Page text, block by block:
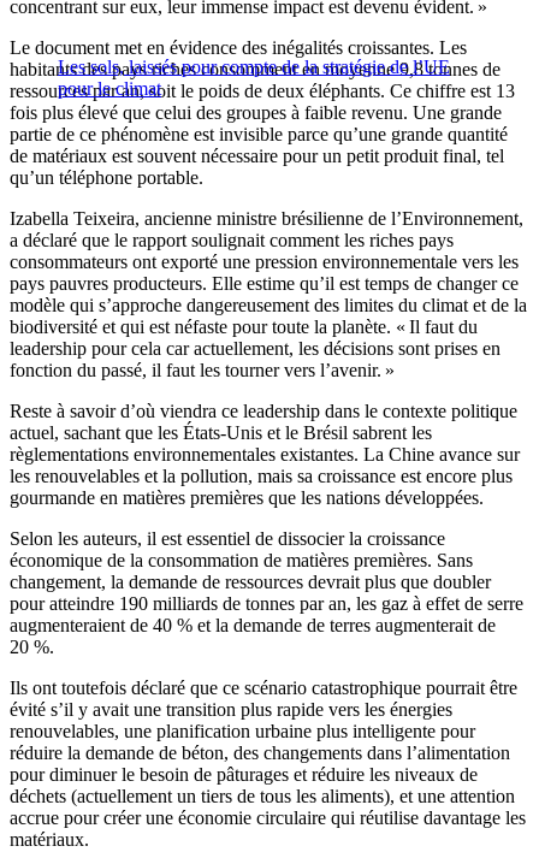
concentrant sur eux, leur immense impact est devenu évident. »
Les sols, laissés pour compte de la stratégie de l’UE
pour le climat
Le document met en évidence des inégalités croissantes. Les
habitants des pays riches consomment en moyenne 9,8 tonnes de
ressources par an, soit le poids de deux éléphants. Ce chiffre est 13
fois plus élevé que celui des groupes à faible revenu. Une grande
partie de ce phénomène est invisible parce qu’une grande quantité
de matériaux est souvent nécessaire pour un petit produit final, tel
qu’un téléphone portable.
Izabella Teixeira, ancienne ministre brésilienne de l’Environnement,
a déclaré que le rapport soulignait comment les riches pays
consommateurs ont exporté une pression environnementale vers les
pays pauvres producteurs. Elle estime qu’il est temps de changer ce
modèle qui s’approche dangereusement des limites du climat et de la
biodiversité et qui est néfaste pour toute la planète. « Il faut du
leadership pour cela car actuellement, les décisions sont prises en
fonction du passé, il faut les tourner vers l’avenir. »
Reste à savoir d’où viendra ce leadership dans le contexte politique
actuel, sachant que les États-Unis et le Brésil sabrent les
règlementations environnementales existantes. La Chine avance sur
les renouvelables et la pollution, mais sa croissance est encore plus
gourmande en matières premières que les nations développées.
Selon les auteurs, il est essentiel de dissocier la croissance
économique de la consommation de matières premières. Sans
changement, la demande de ressources devrait plus que doubler
pour atteindre 190 milliards de tonnes par an, les gaz à effet de serre
augmenteraient de 40 % et la demande de terres augmenterait de
20 %.
Ils ont toutefois déclaré que ce scénario catastrophique pourrait être
évité s’il y avait une transition plus rapide vers les énergies
renouvelables, une planification urbaine plus intelligente pour
réduire la demande de béton, des changements dans l’alimentation
pour diminuer le besoin de pâturages et réduire les niveaux de
déchets (actuellement un tiers de tous les aliments), et une attention
accrue pour créer une économie circulaire qui réutilise davantage les
matériaux.